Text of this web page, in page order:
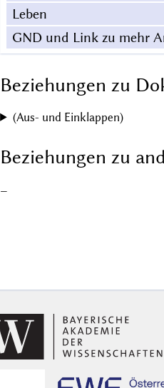
Leben
GND und Link zu mehr
Beziehungen zu
(Aus- und Einklappen)
Beziehungen zu
–